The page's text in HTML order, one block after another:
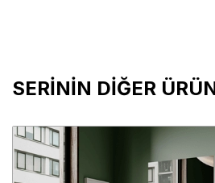
SERİNİN DİĞER